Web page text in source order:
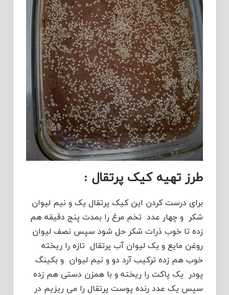
طرز تهیه کیک پرتقال :
برای درست کردن این کیک پرتقال یک و نیم لیوان
شکر و چهار عدد تخم مرغ را بمدت پنج دقیقه هم
زده تا خوب ذرات شکر حل شود سپس نصف لیوان
روغن مایع و یک لیوان آب پرتقال تازه را ریخته
خوب هم زده ترکیب آرد دو و نیم لیوان و بکینگ
پودر یک پاکت را ریخته و با همزن دستی هم زده
سپس یک عدد رنده پوست پرتقال را می ریزیم در